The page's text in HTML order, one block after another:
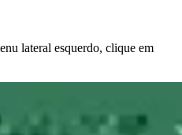
lateral esquerdo, clique em